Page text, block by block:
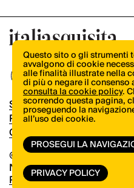
© Copyright 2026.
N.ro Iscrizione ROC 32504
Privacy Policy
Shop
Pubblicità
Contatti
Questo sito o gli strumenti
avvalgono di cookie
alle finalità illustrate nella
di più o negare il
consulta la cookie policy.
scorrendo questa pagina,
proseguendo la
all’uso dei cookie.
PROSEGUI LA
PRIVACY POLICY